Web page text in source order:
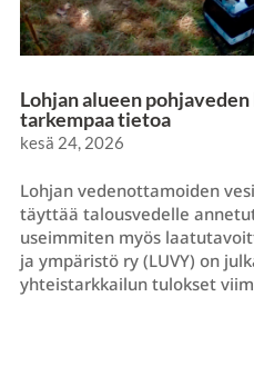
Lohjan alueen
tarkempaa tietoa
kesä 24, 2026
Lohjan vedenottamoiden
täyttää talousvedelle
useimmiten myös
ja ympäristö ry (LUVY) on
yhteistarkkailun tulokset